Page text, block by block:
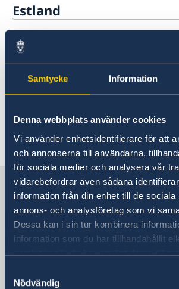
Samtycke Information
Denna webbplats använder cookies
Vi använder enhetsidentifierare för att
och annonserna till användarna,
för sociala medier och analysera vår
vidarebefordrar även sådana
information från din enhet till de sociala
annons- och analysföretag som vi
Dessa kan i sin tur kombinera
information som du har tillhandahållit
samlat in när du har använt deras
Nödvändig
Estland
Rösta i Estland
Hjälp till svenskar i Estland
Rösta i Estland
Akut hjälp
Larmcentraler
Juridisk hjälp i Estland
Registrera nyfödd utomlands -
och namnanmälan
Gifta sig i Estland
Legaliseringar
Reseinformation
Ambassadens reseinformation
Allmänna säkerhetsläget
Naturförhållanden och katastrofer
In- och utresebestämmelser
Hälso- och sjukvård
Lokala lagar och sedvänjor
Kriminalitet och personlig säkerhet
Trafiksäkerhet
Resa i landet
Hjälp till självhjälp
Svenska företag i
Den svenska handelskammaren
1991 och förenar företag med
Svenska handelskammaren i
Sverige i Estland
Sveriges Ambassad